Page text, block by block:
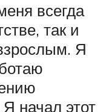
всегда
так и
Я
начал этот